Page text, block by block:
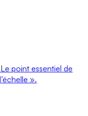
point essentiel de
».